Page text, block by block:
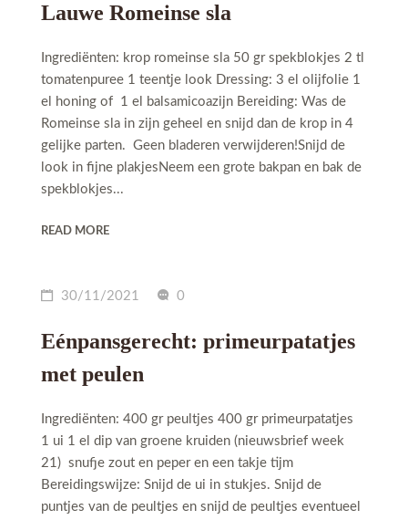
Lauwe Romeinse sla
Ingrediënten: krop romeinse sla 50 gr spekblokjes 2 tl
tomatenpuree 1 teentje look Dressing: 3 el olijfolie 1
el honing of 1 el balsamicoazijn Bereiding: Was de
Romeinse sla in zijn geheel en snijd dan de krop in 4
gelijke parten. Geen bladeren verwijderen!Snijd de
look in fijne plakjesNeem een grote bakpan en bak de
spekblokjes...
READ MORE
30/11/2021 0
Eénpansgerecht: primeurpatatjes
met peulen
Ingrediënten: 400 gr peultjes 400 gr primeurpatatjes
1 ui 1 el dip van groene kruiden (nieuwsbrief week
21) snufje zout en peper en een takje tijm
Bereidingswijze: Snijd de ui in stukjes. Snijd de
puntjes van de peultjes en snijd de peultjes eventueel